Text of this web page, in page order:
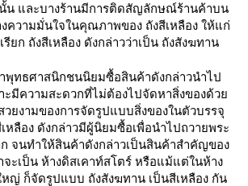
น และบางร้านมีการติดสัญลักษณ์ร้านค้าบน
ความมั่นใจในคุณภาพของ ถังสีเหลือง ให้แก่
ยก ถังสีเหลือง ดังกล่าวว่าเป็น ถังสังฆทาน
ทธศาสนิกชนนิยมซื้อสินค้าดังกล่าวนำไป
ะมีความสะดวกที่ไม่ต้องไปจัดหาสิ่งของด้ว
วยงามของการจัดรูปแบบสิ่งของในตัวบรรจุ
ลือง ดังกล่าวมีผู้นิยมซื้อเพื่อนำไปถวายพระ
จนทำให้สินค้าดังกล่าวเป็นสินค้าสำคัญของ
จะเป็น ห้างดิสเคาท์สโตร์ หรือแม้แต่ในห้าง
ญ่ ก็จัดรูปแบบ ถังสังฆทาน เป็นสีเหลือง กัน